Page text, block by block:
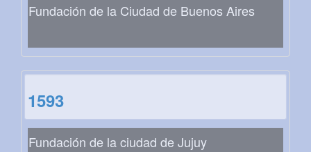
Fundación de la Ciudad de Buenos Aires
1593
Fundación de la ciudad de Jujuy